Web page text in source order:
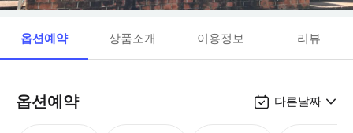
옵션예약 상품소개 이용정보 리뷰
옵션예약 다른날짜